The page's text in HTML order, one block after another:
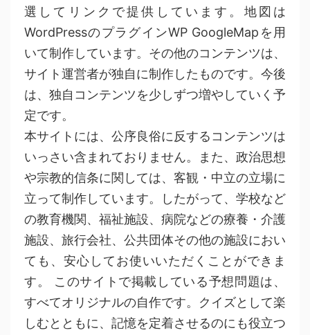
選してリンクで提供しています。地図は
WordPressのプラグインWP GoogleMapを用
いて制作しています。その他のコンテンツは、
サイト運営者が独自に制作したものです。今後
は、独自コンテンツを少しずつ増やしていく予
定です。
本サイトには、公序良俗に反するコンテンツは
いっさい含まれておりません。また、政治思想
や宗教的信条に関しては、客観・中立の立場に
立って制作しています。したがって、学校など
の教育機関、福祉施設、病院などの療養・介護
施設、旅行会社、公共団体その他の施設におい
ても、安心してお使いいただくことができま
す。 このサイトで掲載している予想問題は、
すべてオリジナルの自作です。クイズとして楽
しむとともに、記憶を定着させるのにも役立つ